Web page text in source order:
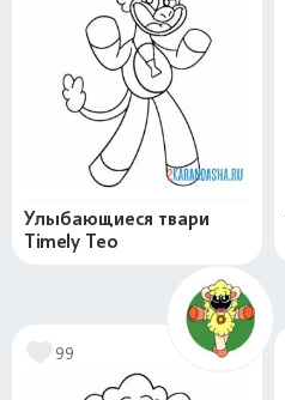
Улыбающиеся твари
Timely Teo
99